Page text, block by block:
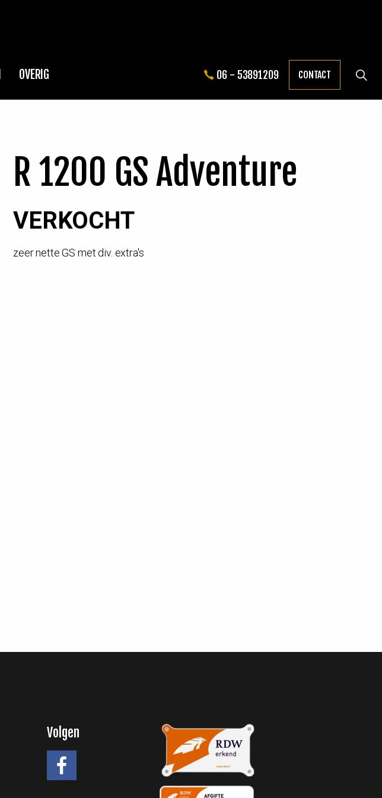
OVERIG 06 - 53891209 CONTACT
R 1200 GS Adventure
VERKOCHT
zeer nette GS met div. extra's
Volgen